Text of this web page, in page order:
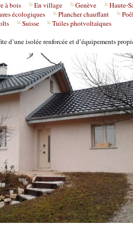
à bois En village Genève Haute-
écologiques Plancher chauffant
Suisse
Tuiles photvoltaïques
d’une isolée renforcée et d’équipements